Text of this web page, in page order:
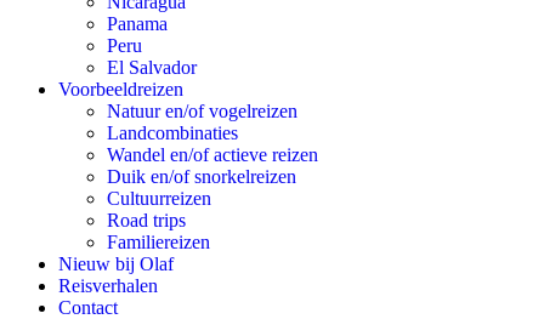
Panama
Peru
El Salvador
Voorbeeldreizen
Natuur en/of vogelreizen
Landcombinaties
Wandel en/of actieve reizen
Duik en/of snorkelreizen
Cultuurreizen
Road trips
Familiereizen
Nieuw bij Olaf
Reisverhalen
Contact